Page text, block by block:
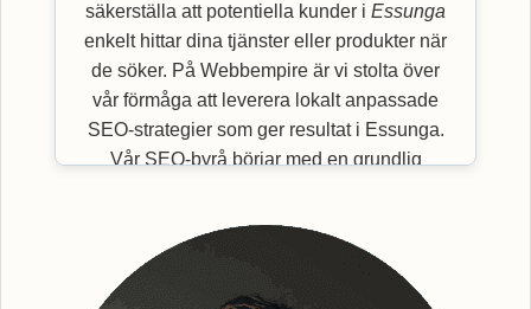
säkerställa att potentiella kunder i Essunga
enkelt hittar dina tjänster eller produkter när
de söker. På Webbempire är vi stolta över
vår förmåga att leverera lokalt anpassade
SEO-strategier som ger resultat i Essunga.
Vår SEO-byrå börjar med en grundlig
Genom en effektiv implementering av
organiska sökstrategier, säkerställer vi en